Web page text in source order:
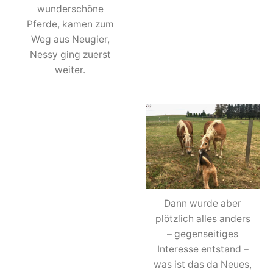
wunderschöne
Pferde, kamen zum
Weg aus Neugier,
Nessy ging zuerst
weiter.
Dann wurde aber
plötzlich alles anders
– gegenseitiges
Interesse entstand –
was ist das da Neues,